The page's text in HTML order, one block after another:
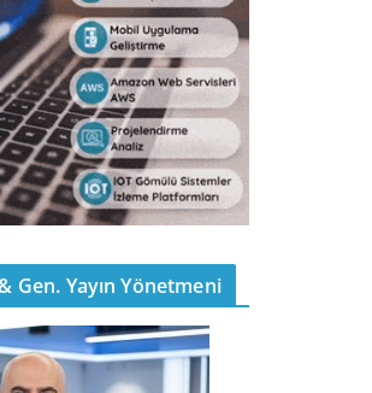
Gen. Yayın Yönetmeni